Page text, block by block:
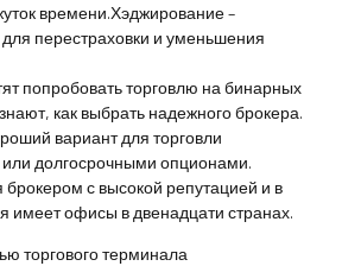
времени.Хэджирование –
перестраховки и уменьшения
попробовать торговлю на бинарных
как выбрать надежного брокера.
вариант для торговли
долгосрочными опционами.
брокером с высокой репутацией и в
имеет офисы в двенадцати странах.
торгового терминала